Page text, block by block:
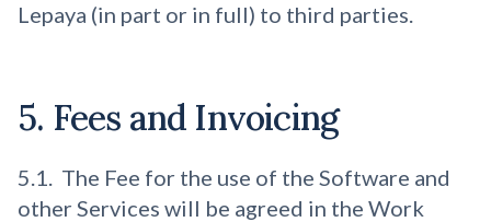
Lepaya (in part or in full) to third parties.
5. Fees and Invoicing
5.1. The Fee for the use of the Software and
other Services will be agreed in the Work